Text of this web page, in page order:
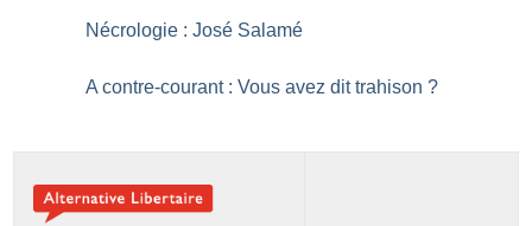
Nécrologie : José Salamé
A contre-courant : Vous avez dit trahison ?